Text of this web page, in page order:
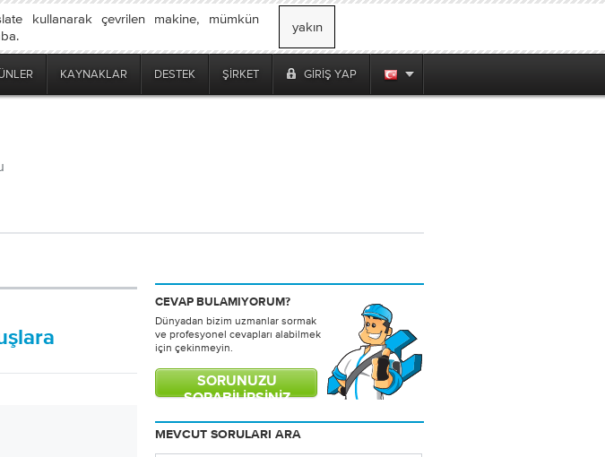
kullanarak çevrilen makine, mümkün
yakın
KAYNAKLAR DESTEK ŞIRKET GIRIŞ YAP
CEVAP BULAMIYORUM?
Dünyadan bizim uzmanlar sormak
ve profesyonel cevapları alabilmek
için çekinmeyin.
SORUNUZU
SORABILIRSINIZ
MEVCUT SORULARI ARA